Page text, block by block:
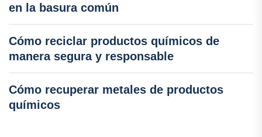
en la basura común
Cómo reciclar productos químicos de
manera segura y responsable
Cómo recuperar metales de productos
químicos